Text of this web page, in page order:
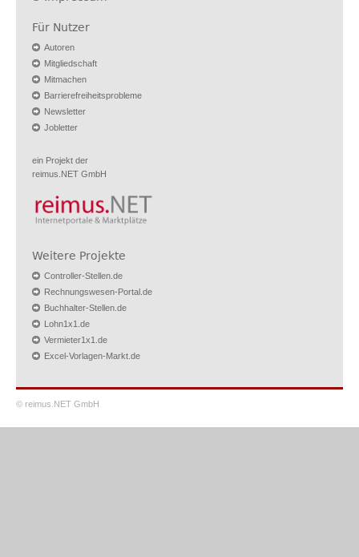
Für Nutzer
Autoren
Mitgliedschaft
Mitmachen
Barrierefreiheitsprobleme
Newsletter
Jobletter
ein Projekt der
reimus.NET GmbH
Weitere Projekte
Controller-Stellen.de
Rechnungswesen-Portal.de
Buchhalter-Stellen.de
Lohn1x1.de
Vermieter1x1.de
Excel-Vorlagen-Markt.de
© reimus.NET GmbH